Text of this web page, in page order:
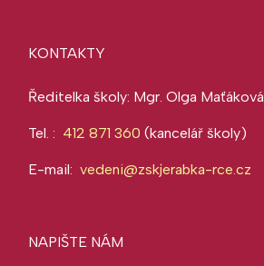
KONTAKTY
Ředitelka školy: Mgr. Olga Maťáková
Tel. : 412 871 360 (kancelář školy)
E-mail: vedeni@zskjerabka-rce.cz
NAPIŠTE NÁM